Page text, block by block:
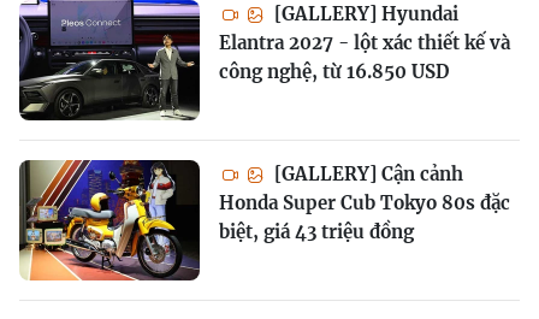
[GALLERY] Hyundai
Elantra 2027 - lột xác thiết kế và
công nghệ, từ 16.850 USD
[GALLERY] Cận cảnh
Honda Super Cub Tokyo 80s đặc
biệt, giá 43 triệu đồng